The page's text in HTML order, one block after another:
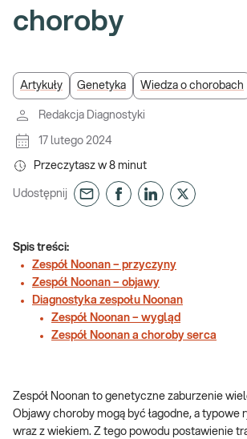
choroby
Artykuły Genetyka Wiedza o chorobach
Redakcja Diagnostyki
17 lutego 2024
Przeczytasz w 8 minut
Udostępnij
Spis treści:
Zespół Noonan – przyczyny
Zespół Noonan – objawy
Diagnostyka zespołu Noonan
Zespół Noonan – wygląd
Zespół Noonan a choroby serca
Zespół Noonan to genetyczne zaburzenie
Objawy choroby mogą być łagodne, a typowe
wraz z wiekiem. Z tego powodu postawienie